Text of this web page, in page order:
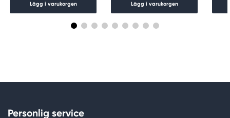
Lägg i varukorgen Lägg i varukorgen
Personlig service